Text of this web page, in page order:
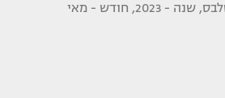
2023, חודש - מאי